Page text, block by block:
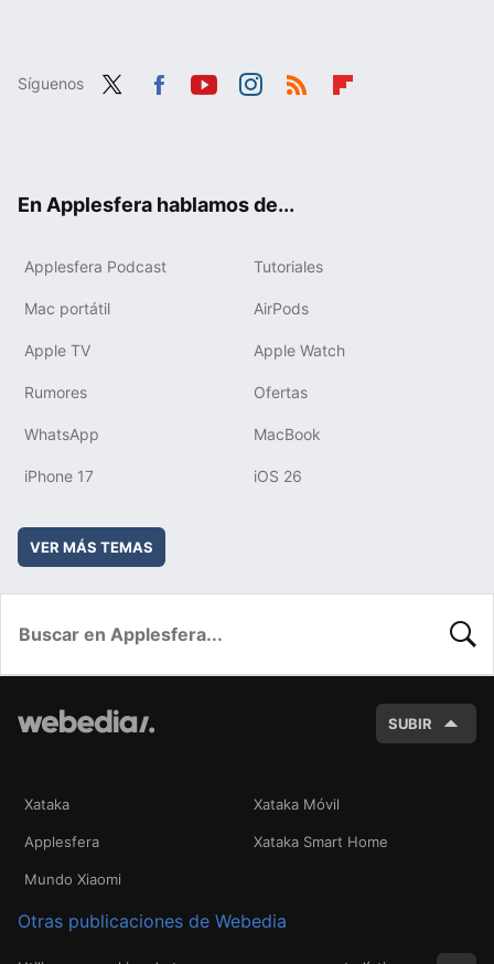
Síguenos
En Applesfera hablamos de...
Applesfera Podcast Tutoriales
Mac portátil AirPods
Apple TV Apple Watch
Rumores Ofertas
WhatsApp MacBook
iPhone 17 iOS 26
VER MÁS TEMAS
SUBIR
Xataka Xataka Móvil
Applesfera Xataka Smart Home
Mundo Xiaomi
Otras publicaciones de Webedia